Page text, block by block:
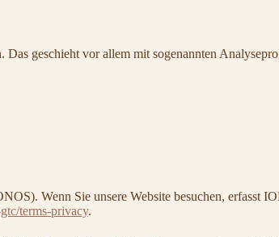
geschieht vor allem mit sogenannten
Wenn Sie unsere Website besuchen, erfasst
terms-privacy.